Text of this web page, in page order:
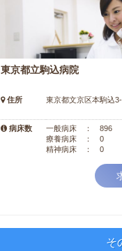
東京都立駒込病院
住所 東京都文京区本駒込
病床数
一般病床 ： 896
療養病床 ： 0
精神病床 ： 0
そ